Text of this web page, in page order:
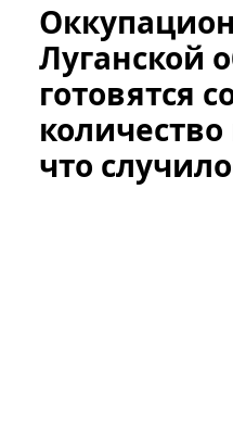
Луганской
готовятся
что